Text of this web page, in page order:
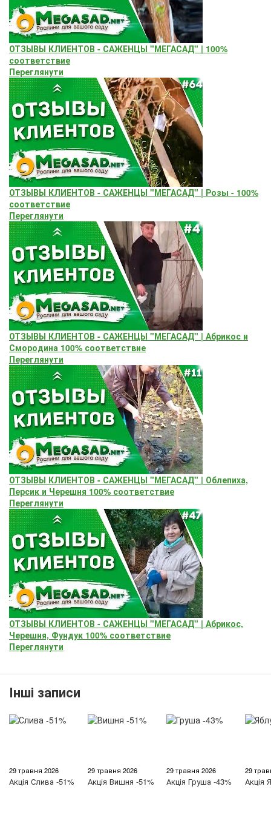
ОТЗЫВЫ КЛИЕНТОВ - САЖЕНЦЫ "МЕГАСАД" | 100%
соответствие
Переглянути
ОТЗЫВЫ КЛИЕНТОВ - САЖЕНЦЫ "МЕГАСАД" | Розы - 100%
соответствие
Переглянути
ОТЗЫВЫ КЛИЕНТОВ - САЖЕНЦЫ "МЕГАСАД" | Абрикос и
Смородина 100% соответствие
Переглянути
ОТЗЫВЫ КЛИЕНТОВ - САЖЕНЦЫ "МЕГАСАД" | Облепиха,
Персик и Черешня 100% соответствие
Переглянути
ОТЗЫВЫ КЛИЕНТОВ - САЖЕНЦЫ "МЕГАСАД" | Абрикос,
Черешня, Фундук 100% соответствие
Переглянути
Інші записи
29 травня 2026
Акція Слива -51%
29 травня 2026
Акція Вишня -51%
29 травня 2026
Акція Груша -43%
29
Акція